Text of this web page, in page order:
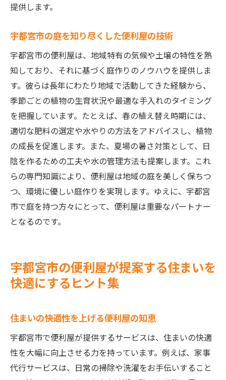
提供します。
宇都宮市の庭を知り尽くした便利屋の技術
宇都宮市の便利屋は、地域特有の気候や土壌の特性を熟
知しており、それに基づく庭作りのノウハウを提供しま
す。彼らは長年にわたり地域で活動してきた経験から、
季節ごとの植物の生育状況や最適な手入れのタイミング
を把握しています。たとえば、春の植え替え時期には、
適切な肥料の選定や水やりの方法をアドバイスし、植物
の成長を促進します。また、夏場の暑さ対策として、日
陰を作るための工夫や水の管理方法も提案します。これ
らの専門知識により、便利屋は地域の庭を美しく保ちつ
つ、環境に優しい庭作りを実現します。ゆえに、宇都宮
市で庭を持つ方々にとって、便利屋は重要なパートナー
となるのです。
宇都宮市の便利屋が提案する住まいを
快適にするヒント集
住まいの快適性を上げる便利屋の知恵
宇都宮市で便利屋が提供するサービスは、住まいの快適
性を大幅に向上させる力を持っています。例えば、家事
代行サービスは、日常の掃除や洗濯をお手伝いすること